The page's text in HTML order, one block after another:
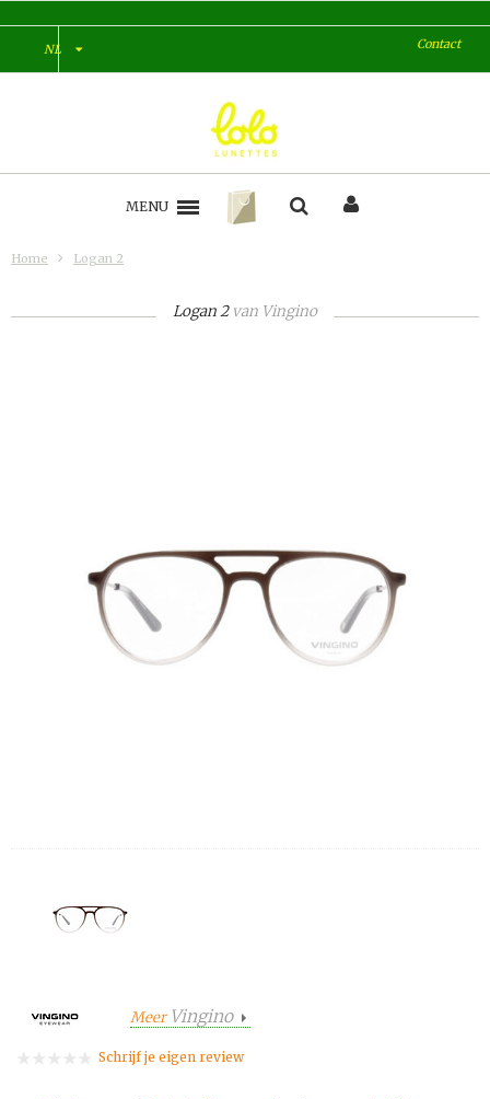
NL Contact
MENU
Home Logan 2
Logan 2 van Vingino
Meer Vingino
Schrijf je eigen review